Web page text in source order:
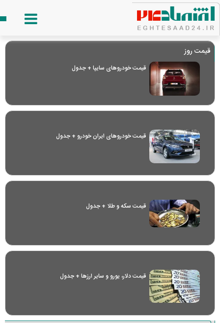
قیمت روز
قیمت خودرو‌های سایپا + جدول
قیمت خودرو‌های ایران خودرو + جدول
قیمت سکه و طلا + جدول
قیمت دلار، یورو و سایر ارز‌ها + جدول